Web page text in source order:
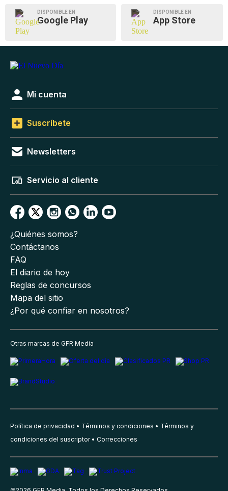
DISPONIBLE EN
Google Play
DISPONIBLE EN
App Store
Mi cuenta
Suscríbete
Newsletters
Servicio al cliente
¿Quiénes somos?
Contáctanos
FAQ
El diario de hoy
Reglas de concursos
Mapa del sitio
¿Por qué confiar en nosotros?
Otras marcas de GFR Media
Política de privacidad Términos y condiciones
Términos y
condiciones del suscriptor
Correcciones